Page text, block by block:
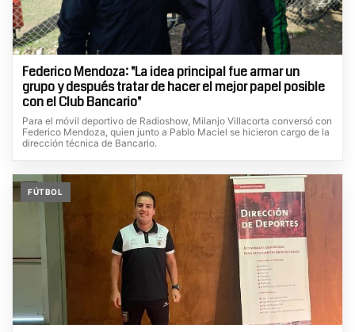
Federico Mendoza: "La idea principal fue armar un
grupo y después tratar de hacer el mejor papel posible
con el Club Bancario"
Para el móvil deportivo de Radioshow, Milanjo Villacorta conversó con
Federico Mendoza, quien junto a Pablo Maciel se hicieron cargo de la
dirección técnica de Bancario.
FÚTBOL